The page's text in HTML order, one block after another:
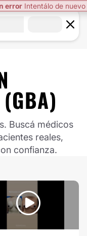
Buscá médicos
reales,
confianza.